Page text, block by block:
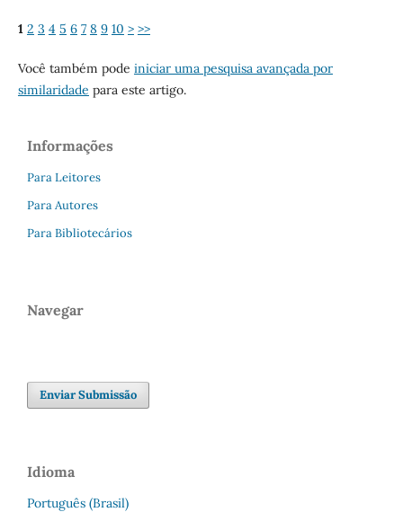
1 2 3 4 5 6 7 8 9 10 > >>
Você também pode iniciar uma pesquisa avançada por
similaridade para este artigo.
Informações
Para Leitores
Para Autores
Para Bibliotecários
Navegar
Enviar Submissão
Idioma
Português (Brasil)